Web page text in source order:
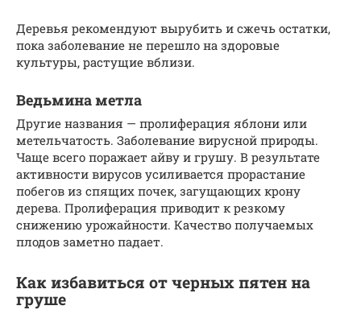
Деревья рекомендуют вырубить и сжечь остатки,
пока заболевание не перешло на здоровые
культуры, растущие вблизи.
Ведьмина метла
Другие названия — пролиферация яблони или
метельчатость. Заболевание вирусной природы.
Чаще всего поражает айву и грушу. В результате
активности вирусов усиливается прорастание
побегов из спящих почек, загущающих крону
дерева. Пролиферация приводит к резкому
снижению урожайности. Качество получаемых
плодов заметно падает.
Как избавиться от черных пятен на
груше